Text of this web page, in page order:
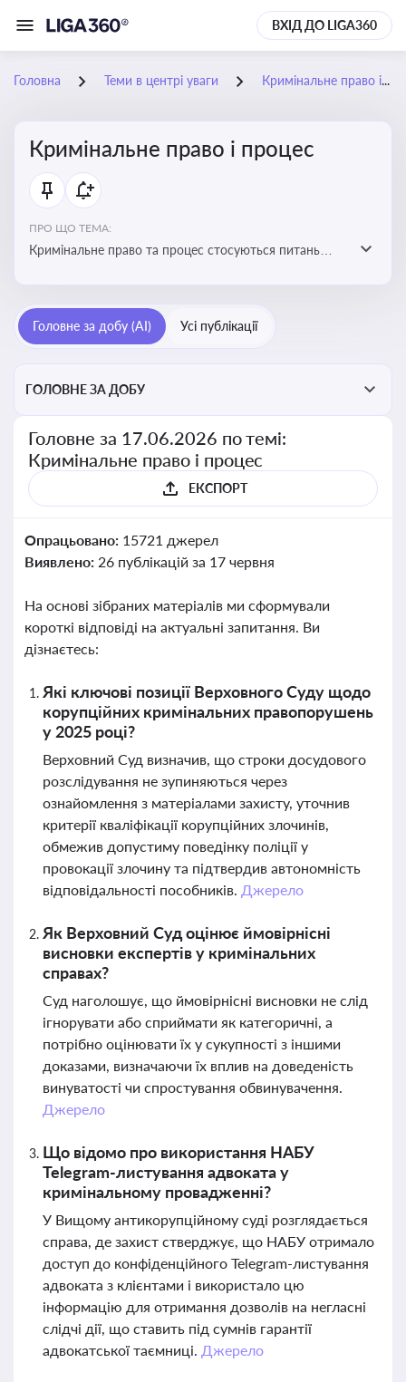
ВХІД ДО LIGA360
Головна Теми в центрі уваги Кримінальне право і процес
Кримінальне право і процес
ПРО ЩО ТЕМА:
Кримінальне право та процес стосуються питань
Головне за добу (AI) Усі публікації
ГОЛОВНЕ ЗА ДОБУ
Головне за 17.06.2026 по темі:
Кримінальне право і процес
ЕКСПОРТ
Опрацьовано: 15721 джерел
Виявлено: 26 публікацій за 17 червня
На основі зібраних матеріалів ми сформували
короткі відповіді на актуальні запитання. Ви
дізнаєтесь:
Які ключові позиції Верховного Суду щодо
корупційних кримінальних правопорушень
у 2025 році?
Верховний Суд визначив, що строки досудового
розслідування не зупиняються через
ознайомлення з матеріалами захисту, уточнив
критерії кваліфікації корупційних злочинів,
обмежив допустиму поведінку поліції у
провокації злочину та підтвердив автономність
відповідальності пособників. Джерело
Як Верховний Суд оцінює ймовірнісні
висновки експертів у кримінальних
справах?
Суд наголошує, що ймовірнісні висновки не слід
ігнорувати або сприймати як категоричні, а
потрібно оцінювати їх у сукупності з іншими
доказами, визначаючи їх вплив на доведеність
винуватості чи спростування обвинувачення.
Джерело
Що відомо про використання НАБУ
Telegram-листування адвоката у
кримінальному провадженні?
У Вищому антикорупційному суді розглядається
справа, де захист стверджує, що НАБУ отримало
доступ до конфіденційного Telegram-листування
адвоката з клієнтами і використало цю
інформацію для отримання дозволів на негласні
слідчі дії, що ставить під сумнів гарантії
адвокатської таємниці. Джерело